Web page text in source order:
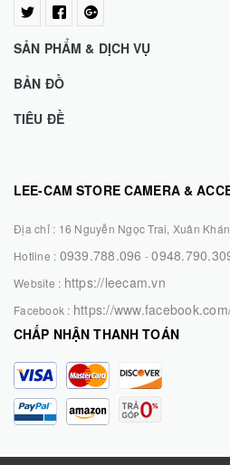
Hotline :
0939.788.096 0948.790.309
https://
CHẤP NHẬN THANH TOÁN
© Bản quyền thuộc